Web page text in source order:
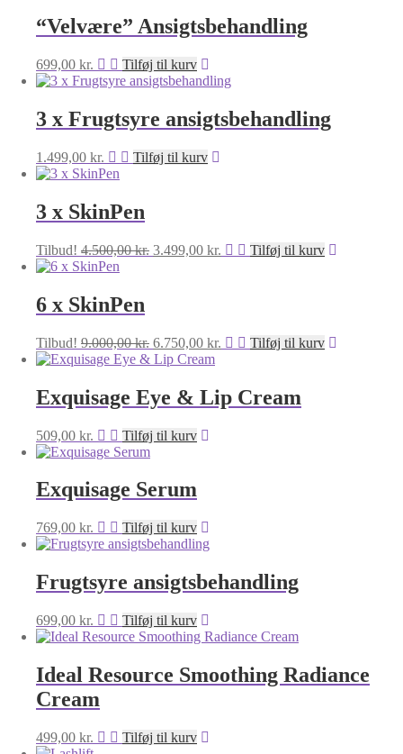
“Velvære” Ansigtsbehandling
699,00 kr. Tilføj til kurv
3 x Frugtsyre ansigtsbehandling
1.499,00 kr. Tilføj til kurv
3 x SkinPen
Tilbud! 4.500,00kr. Den
3.499,00 kr. Den Tilføj til kurv
6 x SkinPen
Tilbud! 9.000,00kr. Den
oprindelige
9.000,00 kr..
6.750,00 kr. Den
6.750,00 kr..
Tilføj til kurv
Exquisage Eye & Lip Cream
509,00 kr. Tilføj til kurv
Exquisage Serum
769,00 kr. Tilføj til kurv
Frugtsyre ansigtsbehandling
699,00 kr. Tilføj til kurv
Ideal Resource Smoothing Radiance
Cream
499,00 kr. Tilføj til kurv